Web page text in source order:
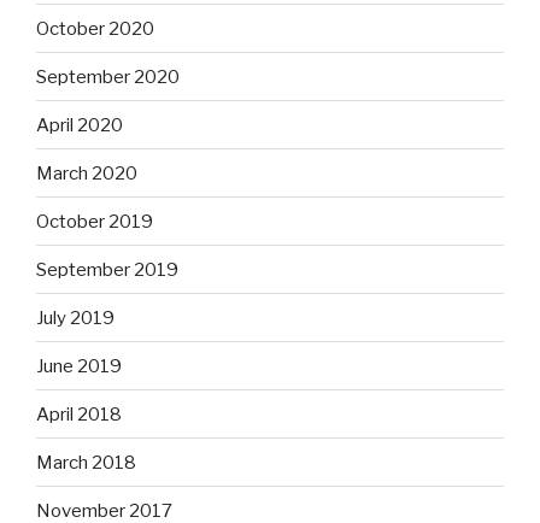
October 2020
September 2020
April 2020
March 2020
October 2019
September 2019
July 2019
June 2019
April 2018
March 2018
November 2017